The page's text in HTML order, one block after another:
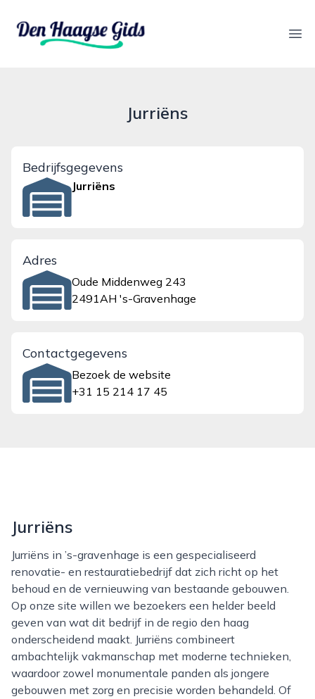
denhaagsegids.nl
Jurriëns
Bedrijfsgegevens
Jurriëns
Adres
Oude Middenweg 243
2491AH 's-Gravenhage
Contactgegevens
Bezoek de website
+31 15 214 17 45
Jurriëns
Jurriëns in ’s-gravenhage is een gespecialiseerd
renovatie- en restauratiebedrijf dat zich richt op het
behoud en de vernieuwing van bestaande gebouwen.
Op onze site willen we bezoekers een helder beeld
geven van wat dit bedrijf in de regio den haag
onderscheidend maakt. Jurriëns combineert
ambachtelijk vakmanschap met moderne technieken,
waardoor zowel monumentale panden als jongere
gebouwen met zorg en precisie worden behandeld. Of